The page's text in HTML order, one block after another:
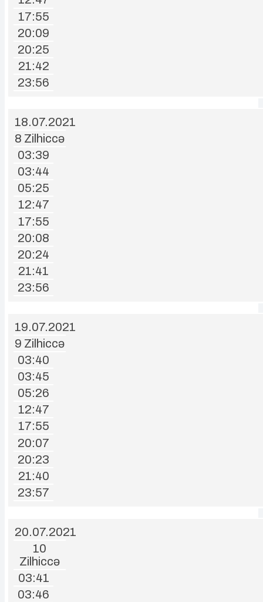
17:55
20:09
20:25
21:42
23:56
18.07.2021
8 Zilhiccə
03:39
03:44
05:25
12:47
17:55
20:08
20:24
21:41
23:56
19.07.2021
9 Zilhiccə
03:40
03:45
05:26
12:47
17:55
20:07
20:23
21:40
23:57
20.07.2021
10
Zilhiccə
03:41
03:46